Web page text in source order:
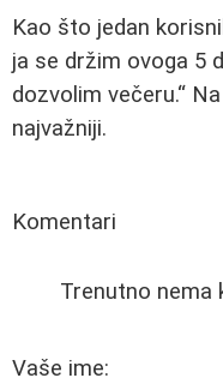
Kao što jedan
ja se držim ovoga 5
dozvolim večeru.
najvažniji.
Komentari
Trenutno nema
Vaše ime: